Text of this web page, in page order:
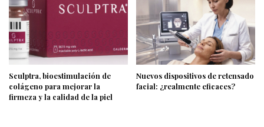
Sculptra, bioestimulación de
colágeno para mejorar la
firmeza y la calidad de la piel
Nuevos dispositivos de retensado
facial: ¿realmente eficaces?